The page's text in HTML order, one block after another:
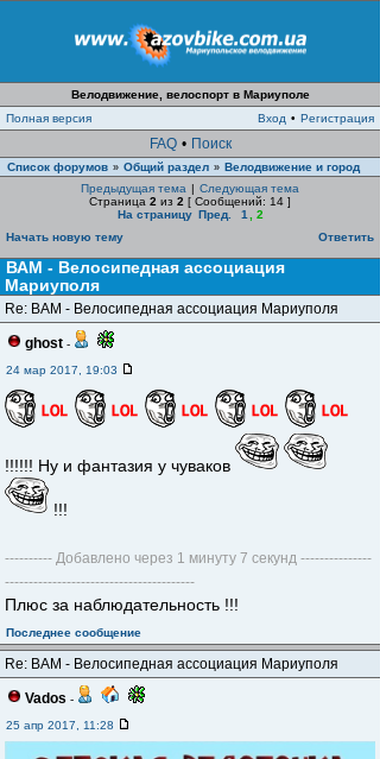
Велодвижение, велоспорт в Мариуполе
Полная версия
Вход • Регистрация
FAQ • Поиск
Список форумов » Общий раздел » Велодвижение и город
Предыдущая тема | Следующая тема
Страница 2 из 2 [ Сообщений: 14 ]
На страницу Пред. 1
2
Начать новую тему
Ответить
ВАМ - Велосипедная ассоциация
Мариуполя
Re: ВАМ - Велосипедная ассоциация Мариуполя
ghost -
24 мар 2017, 19:03
!!!!!! Ну и фантазия у чуваков
!!!
---------- Добавлено через 1 минуту 7 секунд ---------------
----------------------------------------
Плюс за наблюдательность !!!
Последнее сообщение
Re: ВАМ - Велосипедная ассоциация Мариуполя
Vados -
25 апр 2017, 11:28